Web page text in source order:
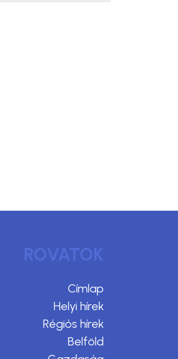
ROVATOK
Címlap
Helyi hírek
Régiós hírek
Belföld